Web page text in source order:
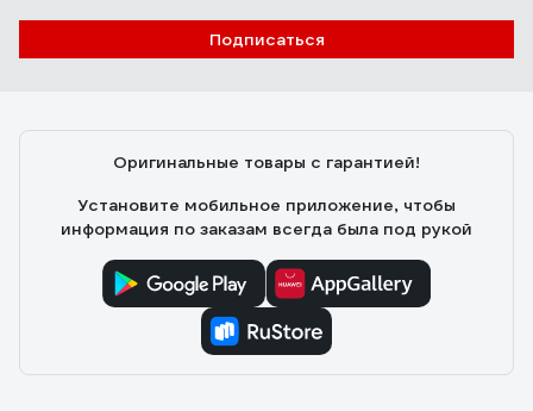
Подписаться
Оригинальные товары с гарантией!
Установите мобильное приложение, чтобы
информация по заказам всегда была под рукой